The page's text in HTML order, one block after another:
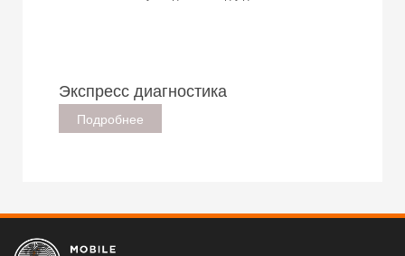
Экспресс диагностика
Подробнее